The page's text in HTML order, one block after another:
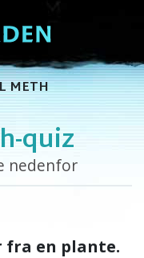
METH
quiz
nedenfor
en plante.